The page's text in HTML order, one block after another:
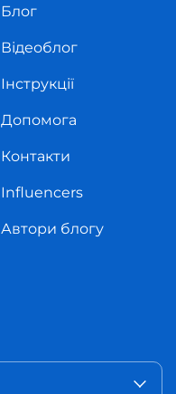
Блог
Відеоблог
Інструкції
Допомога
Контакти
Influencers
Автори блогу